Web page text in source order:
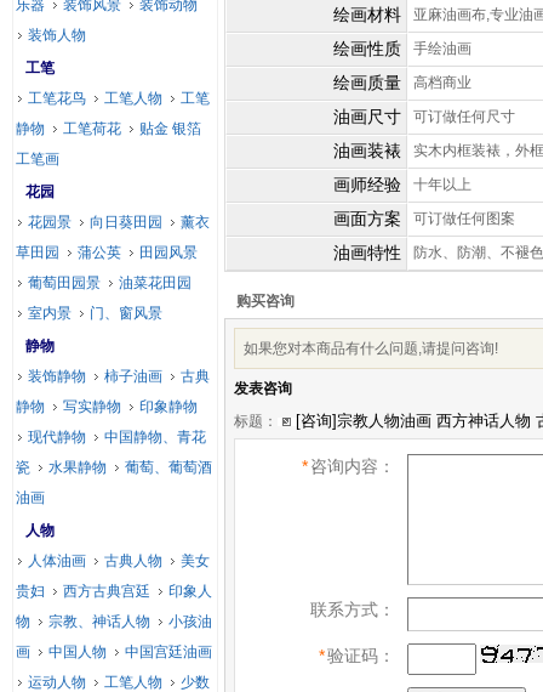
绘画材料 亚麻油画布,专业油
绘画性质 手绘油画
绘画质量 高档商业
油画尺寸 可订做任何尺寸
油画装裱 实木内框装裱，外
画师经验 十年以上
画面方案 可订做任何图案
油画特性 防水、防潮、不褪色
购买咨询
如果您对本商品有什么问题,请提问咨询!
发表咨询
标题：
*咨询内容：
联系方式：
*验证码：
乐器 装饰风景
装饰动物
装饰人物
工笔
工笔花鸟
工笔人物
工笔
静物
工笔荷花
贴金 银箔
工笔画
花园
花园景
向日葵田园
薰衣
草田园
蒲公英
田园风景
葡萄田园景
油菜花田园
室内景
门、窗风景
静物
装饰静物
柿子油画
古典
静物
写实静物
印象静物
现代静物
中国静物、青花
瓷
水果静物
葡萄、葡萄酒
油画
人物
人体油画
古典人物
美女
贵妇
西方古典宫廷
印象人
物
宗教、神话人物
小孩油
画
中国人物
中国宫廷油画
运动人物
工笔人物
少数